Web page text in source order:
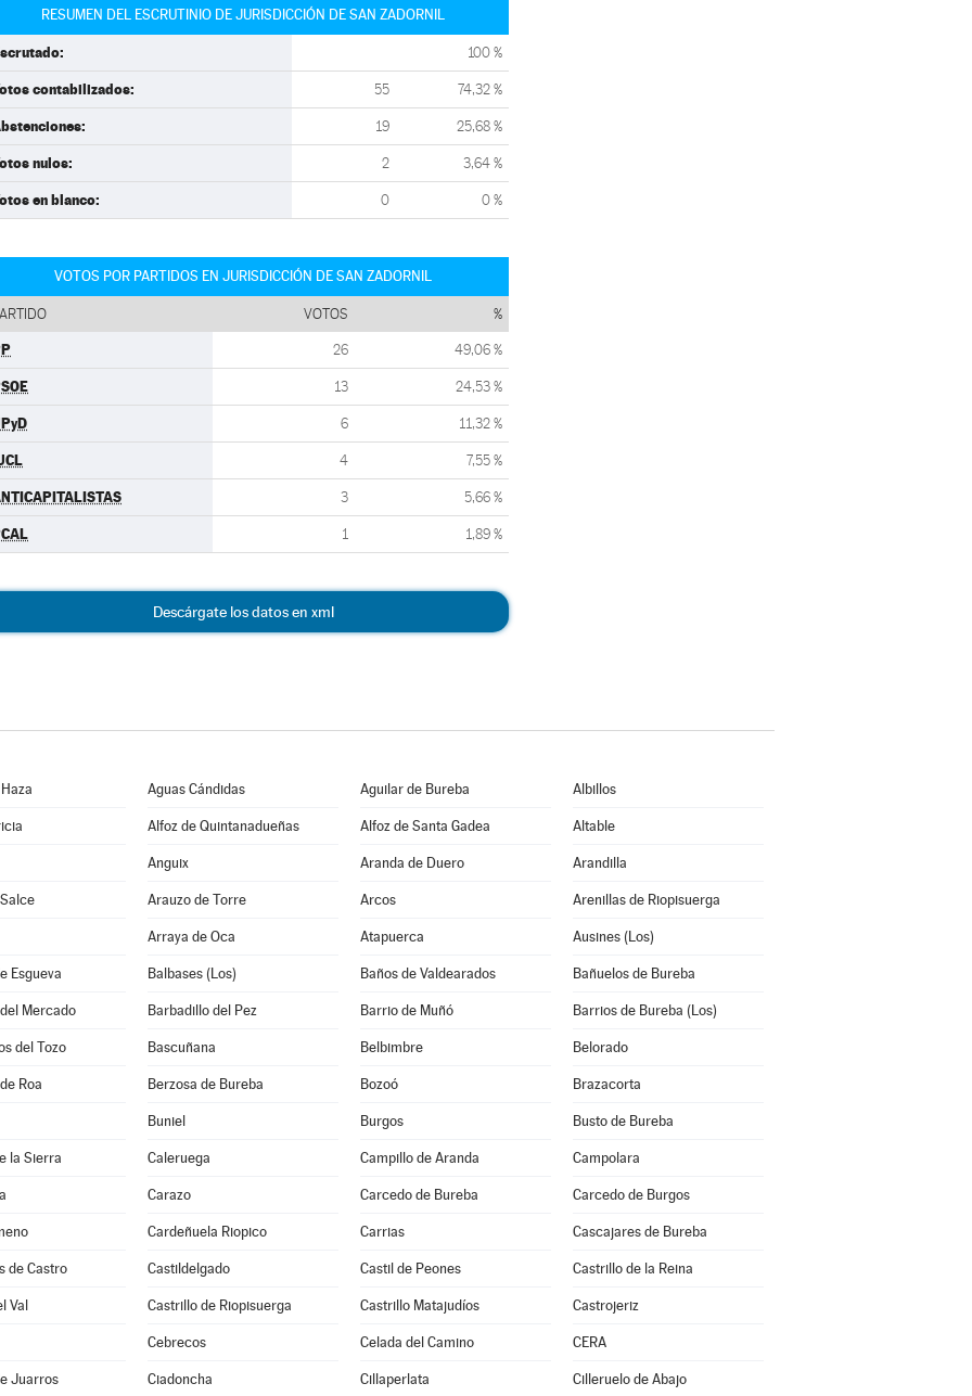
RESUMEN DEL ESCRUTINIO DE JURISDICCIÓN DE SAN ZADORNIL
100 %
contabilizados: 55 74,32 %
19 25,68 %
nulos: 2 3,64 %
en blanco: 0 0 %
VOTOS POR PARTIDOS EN JURISDICCIÓN DE SAN ZADORNIL
VOTOS %
26 49,06 %
13 24,53 %
6 11,32 %
4 7,55 %
3 5,66 %
1 1,89 %
Descárgate los datos en xml
Aguas Cándidas Aguilar de Bureba Albillos
Alfoz de Quintanadueñas Alfoz de Santa Gadea Altable
Anguix Aranda de Duero Arandilla
Arauzo de Torre Arcos Arenillas de Riopisuerga
Arraya de Oca Atapuerca Ausines (Los)
Esgueva Balbases (Los) Baños de Valdearados Bañuelos de Bureba
Mercado Barbadillo del Pez Barrio de Muñó Barrios de Bureba (Los)
del Tozo Bascuñana Belbimbre Belorado
Roa Berzosa de Bureba Bozoó Brazacorta
Buniel Burgos Busto de Bureba
la Sierra Caleruega Campillo de Aranda Campolara
Carazo Carcedo de Bureba Carcedo de Burgos
Cardeñuela Riopico Carrias Cascajares de Bureba
de Castro Castildelgado Castil de Peones Castrillo de la Reina
Val Castrillo de Riopisuerga Castrillo Matajudíos Castrojeriz
Cebrecos Celada del Camino CERA
Juarros Ciadoncha Cillaperlata Cilleruelo de Abajo